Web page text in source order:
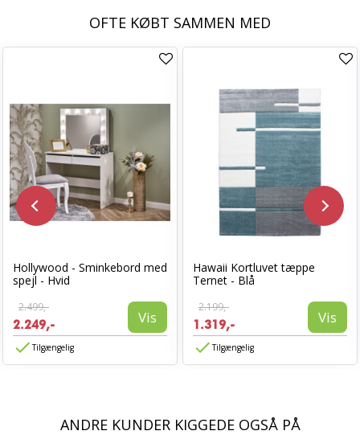
OFTE KØBT SAMMEN MED
Hollywood - Sminkebord med
spejl - Hvid
2.499,-
2.249,- Vis
Tilgængelig
Hawaii Kortluvet tæppe
Ternet - Blå
2.199,-
1.319,- Vis
Tilgængelig
ANDRE KUNDER KIGGEDE OGSÅ PÅ